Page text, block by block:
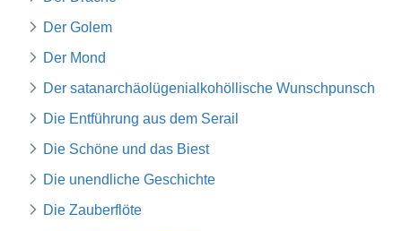
Der Golem
Der Mond
Der satanarchäolügenialkohöllische Wunschpunsch
Die Entführung aus dem Serail
Die Schöne und das Biest
Die unendliche Geschichte
Die Zauberflöte